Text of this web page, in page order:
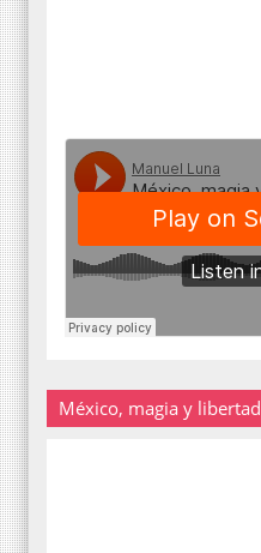
México, magia y libertad